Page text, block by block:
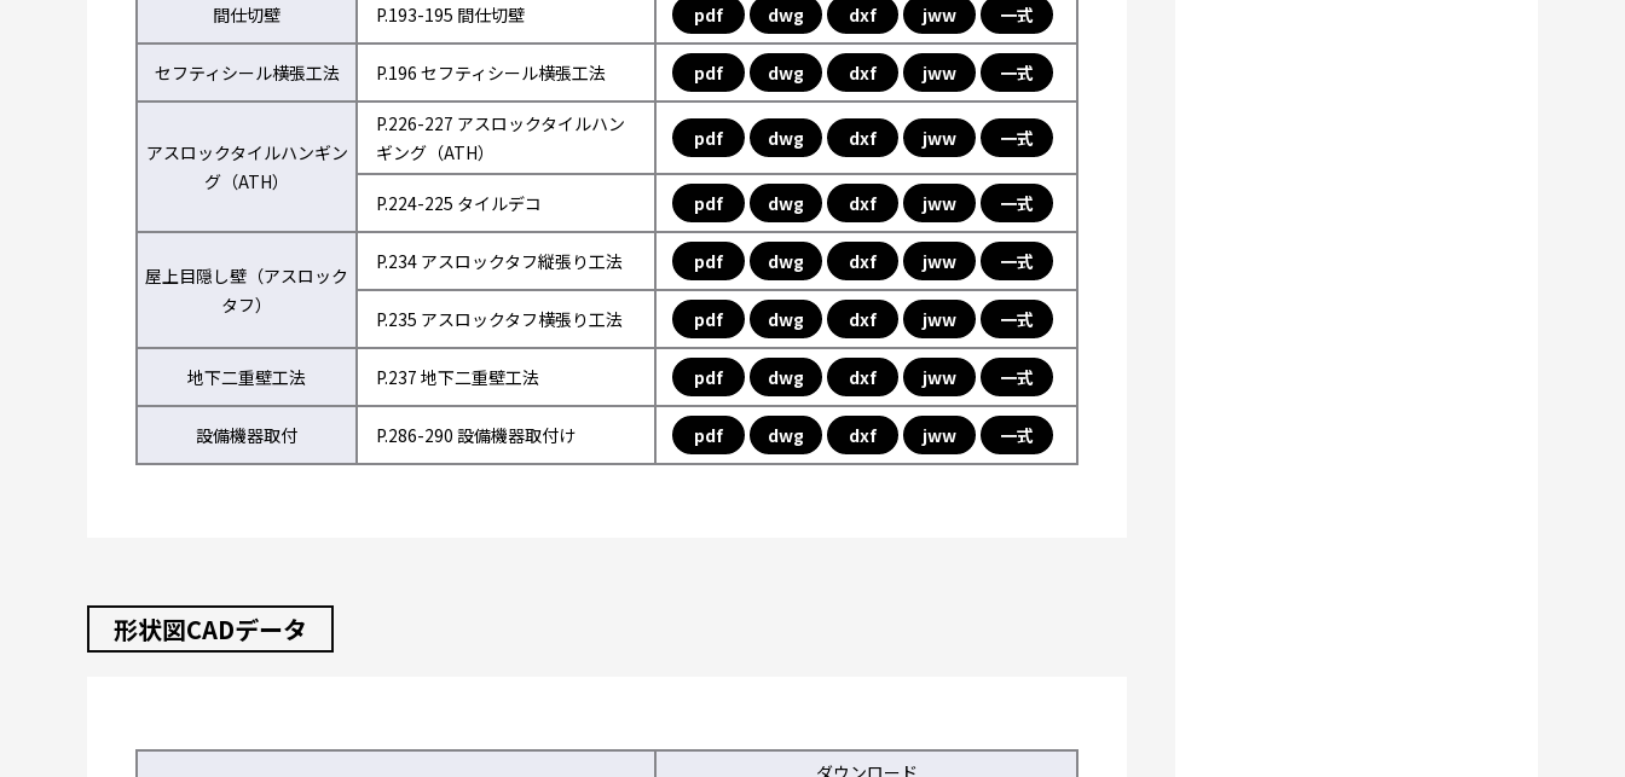
間仕切壁 P.193-195 間仕切壁 pdf dwg dxf jww 一式
セフティシール横張工法 P.196 セフティシール横張工法 pdf dwg dxf jww 一式
アスロックタイルハンギン
グ（ATH）
P.226-227 アスロックタイルハン
ギング（ATH）
pdf dwg dxf jww 一式
P.224-225 タイルデコ pdf dwg dxf jww 一式
屋上目隠し壁（アスロック
タフ）
P.234 アスロックタフ縦張り工法 pdf dwg dxf jww 一式
P.235 アスロックタフ横張り工法 pdf dwg dxf jww 一式
地下二重壁工法 P.237 地下二重壁工法 pdf dwg dxf jww 一式
設備機器取付 P.286-290 設備機器取付け pdf dwg dxf jww 一式
形状図CADデータ
ダウンロード